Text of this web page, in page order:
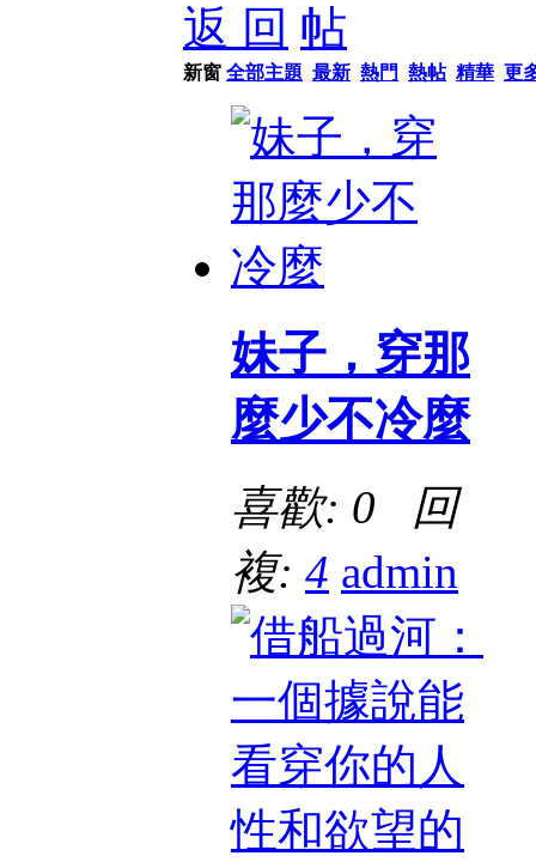
返 回
新窗 全部主題 最新 熱門 熱帖 精華 更
妹子，穿那
麼少不冷麼
喜歡: 0 回
複: 4 admin